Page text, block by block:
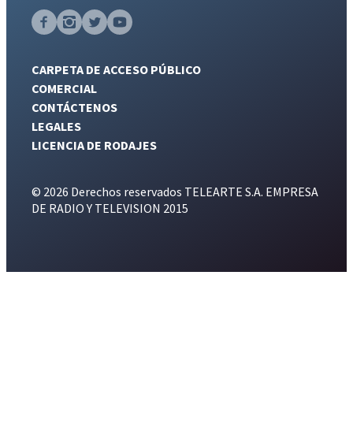
CARPETA DE ACCESO PÚBLICO
COMERCIAL
CONTÁCTENOS
LEGALES
LICENCIA DE RODAJES
© 2026 Derechos reservados TELEARTE S.A. EMPRESA
DE RADIO Y TELEVISION 2015